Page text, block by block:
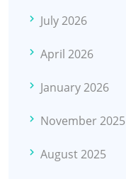
July 2026
April 2026
January 2026
November 2025
August 2025